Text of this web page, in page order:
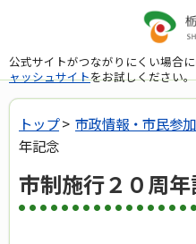
公式サイトがつながりにくい場合
ャッシュサイトをお試しください。
トップ> 市政情報・市民参加
年記念
市制施行２０周